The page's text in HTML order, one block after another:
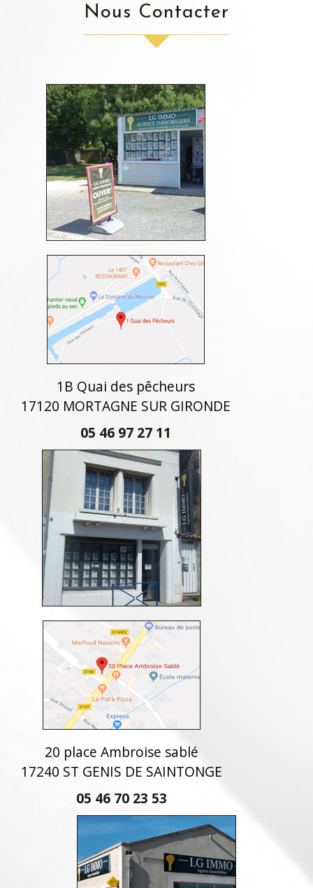
Nous Contacter
1B Quai des pêcheurs
17120 MORTAGNE SUR GIRONDE
05 46 97 27 11
20 place Ambroise sablé
17240 ST GENIS DE SAINTONGE
05 46 70 23 53